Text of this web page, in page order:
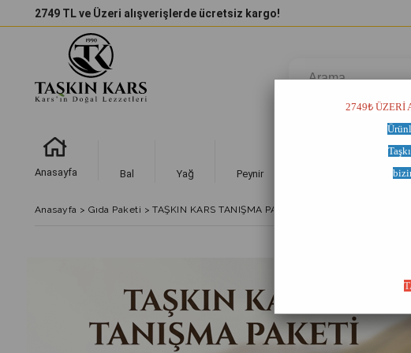
2749 TL ve Üzeri alışverişlerde ücretsiz kargo!
Anasayfa Bal Yağ Peynir
Anasayfa > Gıda Paketi > TAŞKIN KARS TANIŞMA PAKETİ
2749₺ ÜZERİ